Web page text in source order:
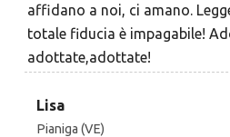
affidano a noi, ci amano.
totale fiducia è impagabile!
adottate,adottate!
Lisa
Pianiga (VE)